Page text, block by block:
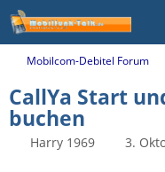
Mobilcom-Debitel Forum
CallYa Start
buchen
Harry 1969 3.